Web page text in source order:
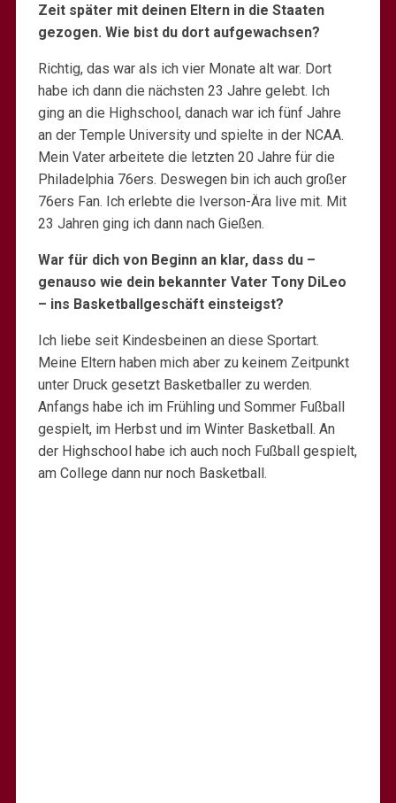
Zeit später mit deinen Eltern in die Staaten
gezogen. Wie bist du dort aufgewachsen?
Richtig, das war als ich vier Monate alt war. Dort
habe ich dann die nächsten 23 Jahre gelebt. Ich
ging an die Highschool, danach war ich fünf Jahre
an der Temple University und spielte in der NCAA.
Mein Vater arbeitete die letzten 20 Jahre für die
Philadelphia 76ers. Deswegen bin ich auch großer
76ers Fan. Ich erlebte die Iverson-Ära live mit. Mit
23 Jahren ging ich dann nach Gießen.
War für dich von Beginn an klar, dass du –
genauso wie dein bekannter Vater Tony DiLeo
– ins Basketballgeschäft einsteigst?
Ich liebe seit Kindesbeinen an diese Sportart.
Meine Eltern haben mich aber zu keinem Zeitpunkt
unter Druck gesetzt Basketballer zu werden.
Anfangs habe ich im Frühling und Sommer Fußball
gespielt, im Herbst und im Winter Basketball. An
der Highschool habe ich auch noch Fußball gespielt,
am College dann nur noch Basketball.